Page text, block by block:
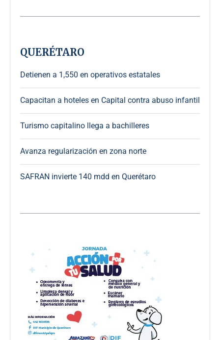
QUERÉTARO
Detienen a 1,550 en operativos estatales
Capacitan a hoteles en Capital contra abuso infantil
Turismo capitalino llega a bachilleres
Avanza regularización en zona norte
SAFRAN invierte 140 mdd en Querétaro